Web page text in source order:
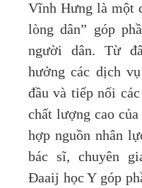
Vĩnh Hưng là một
lòng dân” góp
người dân. Từ
hưởng các dịch
đầu và tiếp nối
chất lượng cao
hợp nguồn nhân
bác sĩ, chuyên
Đaaij học Y góp